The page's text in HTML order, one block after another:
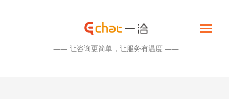
—— 让咨询更简单，让服务有温度 ——